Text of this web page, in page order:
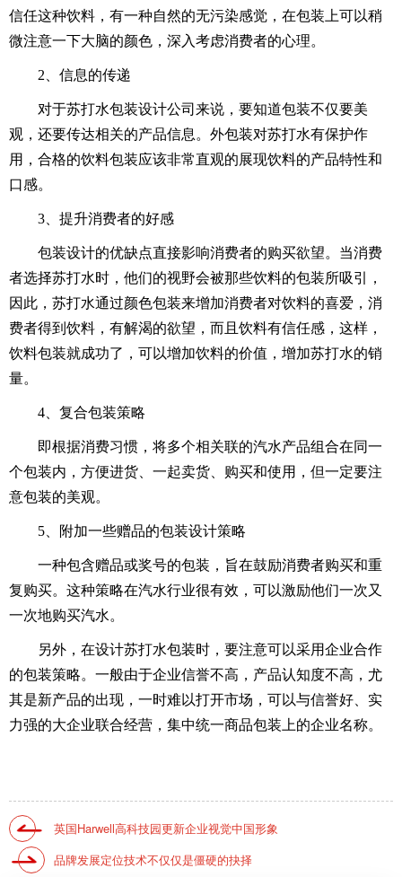
信任这种饮料，有一种自然的无污染感觉，在包装上可以稍
微注意一下大脑的颜色，深入考虑消费者的心理。
2、信息的传递
对于苏打水包装设计公司来说，要知道包装不仅要美
观，还要传达相关的产品信息。外包装对苏打水有保护作
用，合格的饮料包装应该非常直观的展现饮料的产品特性和
口感。
3、提升消费者的好感
包装设计的优缺点直接影响消费者的购买欲望。当消费
者选择苏打水时，他们的视野会被那些饮料的包装所吸引，
因此，苏打水通过颜色包装来增加消费者对饮料的喜爱，消
费者得到饮料，有解渴的欲望，而且饮料有信任感，这样，
饮料包装就成功了，可以增加饮料的价值，增加苏打水的销
量。
4、复合包装策略
即根据消费习惯，将多个相关联的汽水产品组合在同一
个包装内，方便进货、一起卖货、购买和使用，但一定要注
意包装的美观。
5、附加一些赠品的包装设计策略
一种包含赠品或奖号的包装，旨在鼓励消费者购买和重
复购买。这种策略在汽水行业很有效，可以激励他们一次又
一次地购买汽水。
另外，在设计苏打水包装时，要注意可以采用企业合作
的包装策略。一般由于企业信誉不高，产品认知度不高，尤
其是新产品的出现，一时难以打开市场，可以与信誉好、实
力强的大企业联合经营，集中统一商品包装上的企业名称。
英国Harwell高科技园更新企业视觉中国形象
品牌发展定位技术不仅仅是僵硬的抉择